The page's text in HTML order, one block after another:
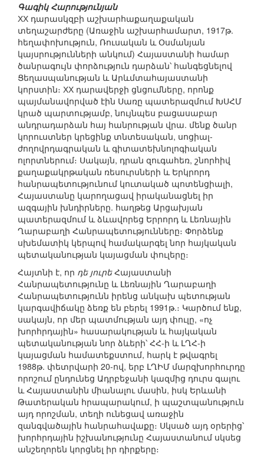
Գագիկ Հարությունյան
ХХ դարասկզբի աշխարհաքաղաքական
տեղաշարժերը (Առաջին աշխարհամարտ, 1917թ.
հեղափոխություն, Ռուսական և Օսմանյան
կայսրությունների անկում) Հայաստանի համար
ծանրագույն փորձություն դարձան՝ հանգեցնելով
Ցեղասպանության և Արևմտահայաստանի
կորստին։ ХХ դարավերջի ցնցումները, որոնք
պայմանավորված էին Սառը պատերազմում ԽՍՀՄ
կրած պարտությամբ, նույնպես բացասաբար
անդրադարձան հայ հանրության վրա. մենք ծանր
կորուստներ կրեցինք տնտեսական, սոցիալ-
ժողովրդագրական և գիտատեխնոլոգիական
ոլորտներում։ Սակայն, դրան զուգահեռ, շնորհիվ
քաղաքակրթական ռեսուրսների և Երկրորդ
հանրապետությունում կուտակած պոտենցիալի,
Հայաստանը կարողացավ իրականացնել իր
ազգային խնդիրները. հաղթեց Արցախյան
պատերազմում և ձևավորեց Երրորդ և Լեռնային
Ղարաբաղի Հանրապետությունները։ Փորձենք
սխեմատիկ կերպով համակարգել նոր հայկական
պետականության կայացման փուլերը։
Հայտնի է, որ դե յուրեՀայաստանի
Հանրապետությունը և Լեռնային Ղարաբաղի
Հանրապետությունն իրենց անկախ պետության
կարգավիճակը ձեռք են բերել 1991թ.։ Կարծում ենք,
սակայն, որ մեր պատմության այդ փուլը, «ոչ
խորհրդային» հասարակության և հայկական
պետականության նոր ձևերի՝ ՀՀ-ի և ԼՂՀ-ի
կայացման համատեքստում, հարկ է թվագրել
1988թ. փետրվարի 20-ով, երբ ԼՂԻՄ մարզխորհուրդը
որոշում ընդունեց Ադրբեջանի կազմից դուրս գալու
և Հայաստանին միանալու մասին, իսկ Երևանի
Թատերական հրապարակում, ի պաշտպանություն
այդ որոշման, տեղի ունեցավ առաջին
զանգվածային հանրահավաքը։ Սկսած այդ օրերից՝
խորհրդային իշխանությունը Հայաստանում սկսեց
անշեղորեն կորցնել իր դիրքերը։